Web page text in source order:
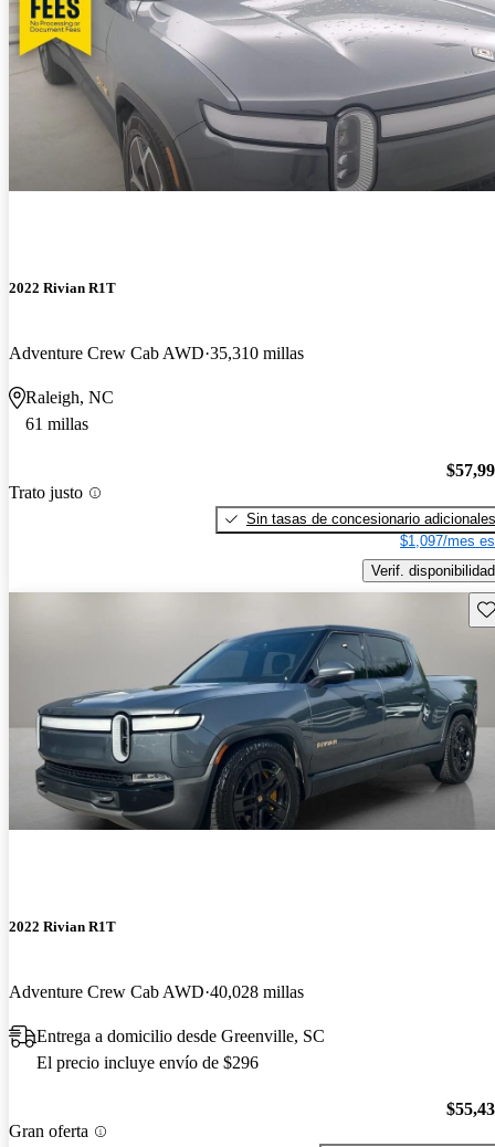
2022 Rivian R1T
Adventure Crew Cab AWD 35,310 millas
Raleigh, NC
61 millas
Trato justo
Sin tasas de concesionario adicionales
$1,097/mes
Verif. disponibilidad
2022 Rivian R1T
Adventure Crew Cab AWD 40,028 millas
Entrega a domicilio desde Greenville, SC
El precio incluye envío de $296
Gran oferta